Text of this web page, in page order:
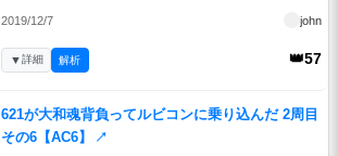
2019/12/7 john
👑57
▼詳細 解析
621が大和魂背負ってルビコンに乗り込んだ 2周目
その6【AC6】
↗